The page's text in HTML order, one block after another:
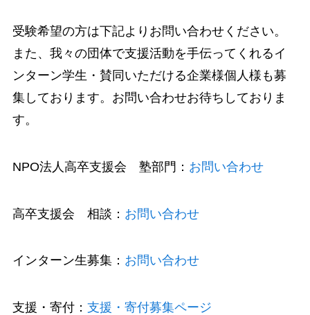
受験希望の方は下記よりお問い合わせください。
また、我々の団体で支援活動を手伝ってくれるイ
ンターン学生・賛同いただける企業様個人様も募
集しております。お問い合わせお待ちしておりま
す。
NPO法人高卒支援会 塾部門： お問い合わせ
高卒支援会 相談： お問い合わせ
インターン生募集： お問い合わせ
支援・寄付： 支援・寄付募集ページ